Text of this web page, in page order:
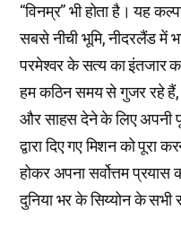
“विनम्र” भी होता है। यह
सबसे नीची भूमि, नीदरलैंड में
परमेश्वर के सत्य का इंतजार
हम कठिन समय से गुजर रहे
और साहस देने के लिए अपनी
द्वारा दिए गए मिशन को
होकर अपना सर्वोत्तम
दुनिया भर के सिय्योन के सभी